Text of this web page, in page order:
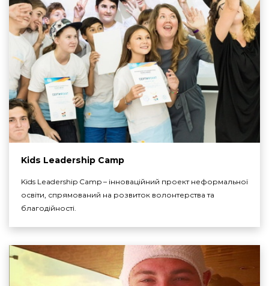
Kids Leadership Camp
Kids Leadership Camp – інноваційний проект неформальної
освіти, спрямований на розвиток волонтерства та
благодійності.